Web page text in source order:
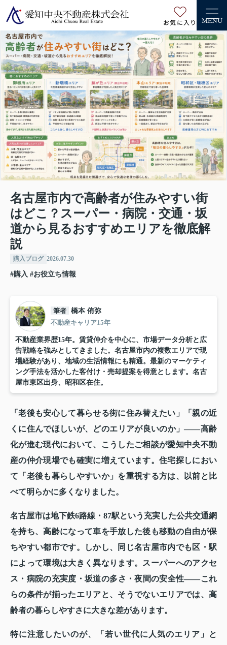
お気に入り MENU
名古屋市内で高齢者が住みやすい街
はどこ？スーパー・病院・交通・坂
道から見るおすすめエリアを徹底解
説
購入ブログ 2026.07.30
#購入 #お役立ち情報
筆者 橋本 侑弥
不動産キャリア15年
不動産業界歴15年。賃貸仲介を中心に、市場データ分析と広
告戦略を強みとしてきました。名古屋市内の複数エリアで現
場経験があり、地域の生活情報にも精通。最新のマーケティ
ング手法を活かした客付け・売却提案を得意とします。名古
屋市東区出身、昭和区在住。
「老後も安心して暮らせる街に住み替えたい」「親の近
くに住んでほしいが、どのエリアが良いのか」——高齢
化が進む現代において、こうしたご相談が愛知中央不動
産の仲介現場でも確実に増えています。住宅探しにおい
て「老後も暮らしやすいか」を重視する方は、以前と比
べて明らかに多くなりました。
名古屋市は地下鉄6路線・87駅という充実した公共交通網
を持ち、高齢になって車を手放した後も移動の自由が保
ちやすい都市です。しかし、同じ名古屋市内でも区・駅
によって環境は大きく異なります。スーパーへのアクセ
ス・病院の充実度・坂道の多さ・夜間の安全性——これ
らの条件が揃ったエリアと、そうでないエリアでは、高
齢者の暮らしやすさに大きな差があります。
特に注意したいのが、
「若い世代に人気のエリア」と